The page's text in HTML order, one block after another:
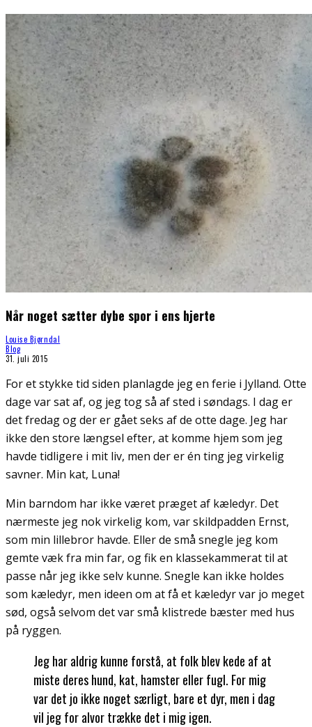
Når noget sætter dybe spor i ens hjerte
Louise Bjørndal
Blog
31. juli 2015
For et stykke tid siden planlagde jeg en ferie i Jylland. Otte
dage var sat af, og jeg tog så af sted i søndags. I dag er
det fredag og der er gået seks af de otte dage. Jeg har
ikke den store længsel efter, at komme hjem som jeg
havde tidligere i mit liv, men der er én ting jeg virkelig
savner. Min kat, Luna!
Min barndom har ikke været præget af kæledyr. Det
nærmeste jeg nok virkelig kom, var skildpadden Ernst,
som min lillebror havde. Eller de små snegle jeg kom
gemte væk fra min far, og fik en klassekammerat til at
passe når jeg ikke selv kunne. Snegle kan ikke holdes
som kæledyr, men ideen om at få et kæledyr var jo meget
sød, også selvom det var små klistrede bæster med hus
på ryggen.
Jeg har aldrig kunne forstå, at folk blev kede af at
miste deres hund, kat, hamster eller fugl. For mig
var det jo ikke noget særligt, bare et dyr, men i dag
vil jeg for alvor trække det i mig igen.